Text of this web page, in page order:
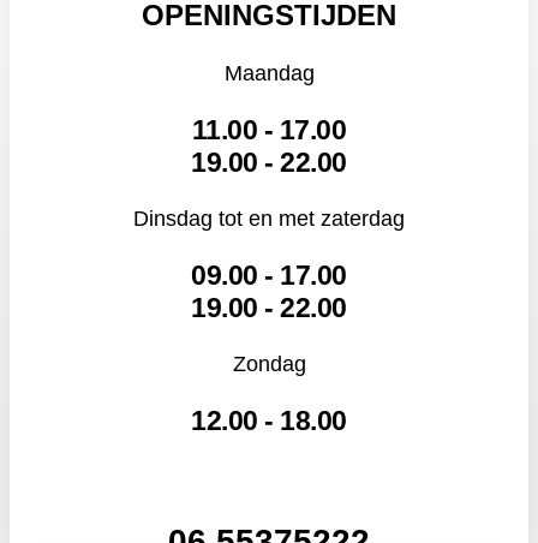
OPENINGSTIJDEN
Maandag
11.00 - 17.00
19.00 - 22.00
Dinsdag tot en met zaterdag
09.00 - 17.00
19.00 - 22.00
Zondag
12.00 - 18.00